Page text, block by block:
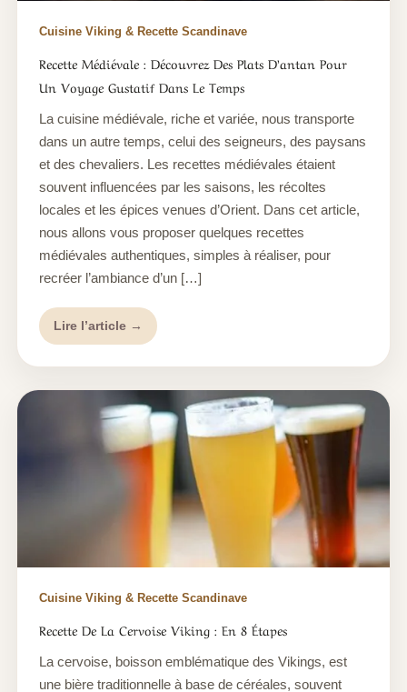
Cuisine Viking & Recette Scandinave
Recette Médiévale : Découvrez Des Plats D’antan Pour
Un Voyage Gustatif Dans Le Temps
La cuisine médiévale, riche et variée, nous transporte
dans un autre temps, celui des seigneurs, des paysans
et des chevaliers. Les recettes médiévales étaient
souvent influencées par les saisons, les récoltes
locales et les épices venues d’Orient. Dans cet article,
nous allons vous proposer quelques recettes
médiévales authentiques, simples à réaliser, pour
recréer l’ambiance d’un […]
Lire l’article →
Cuisine Viking & Recette Scandinave
Recette De La Cervoise Viking : En 8 Étapes
La cervoise, boisson emblématique des Vikings, est
une bière traditionnelle à base de céréales, souvent